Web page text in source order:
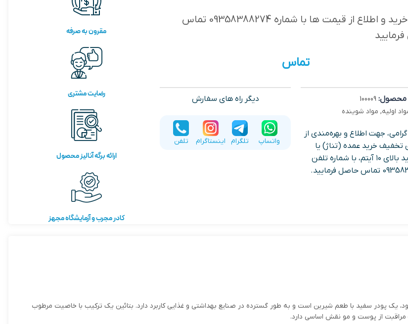
جهت خرید و اطلاع از قیمت ها با شماره 09358388274 تماس
تماس
محصول:100009
اولیه, مواد شوینده
جهت اطلاع و بهره‌مندی از
تخفیف خرید عمده (تناژ) یا
سبد خرید بالای ۱۰ آیتم، با شماره تلفن
حاصل فرمایید.
دیگر راه های سفارش
واتساپ تلگرام اینستاگرام تلفن
مقرون به صرفه
رضایت مشتری
ارائه برگه آنالیز محصول
کادر مجرب و آزمایشگاه مجهز
یک پودر سفید با طعم شیرین است و به طور گسترده در صنایع بهداشتی و غذایی کاربرد دارد. بتائین یک ترکیب با خاصیت مرطوب
از پوست و مو نقش اساسی دارد.